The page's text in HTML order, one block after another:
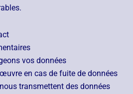
vos données
en cas de fuite de données
transmettent des données